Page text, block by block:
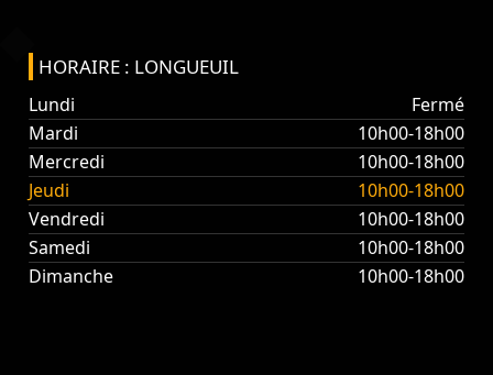
HORAIRE : LONGUEUIL
Lundi
Fermé
Mardi
10h00-18h00
Mercredi
10h00-18h00
Jeudi
10h00-18h00
Vendredi
10h00-18h00
Samedi
10h00-18h00
Dimanche
10h00-18h00